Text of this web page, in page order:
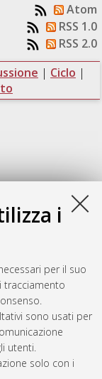
i
per il suo
tracciamento
sono usati per
utenti.
solo con i
Atom
RSS 1.0
RSS 2.0
| Ciclo |
la diffusione
nel
Alma
di ricerca in
4404.
8 20:44:02 2026